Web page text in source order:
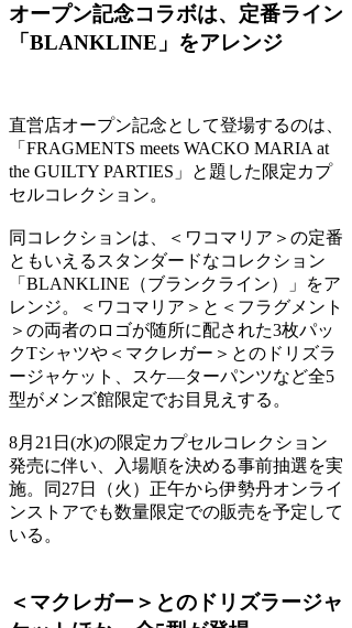
オープン記念コラボは、定番ライン
「BLANKLINE」をアレンジ
直営店オープン記念として登場するのは、
「FRAGMENTS meets WACKO MARIA at
the GUILTY PARTIES」と題した限定カプ
セルコレクション。
同コレクションは、＜ワコマリア＞の定番
ともいえるスタンダードなコレクション
「BLANKLINE（ブランクライン）」をア
レンジ。＜ワコマリア＞と＜フラグメント
＞の両者のロゴが随所に配された3枚パッ
クTシャツや＜マクレガー＞とのドリズラ
ージャケット、スケ―ターパンツなど全5
型がメンズ館限定でお目見えする。
8月21日(水)の限定カプセルコレクション
発売に伴い、入場順を決める事前抽選を実
施。同27日（火）正午から伊勢丹オンライ
ンストアでも数量限定での販売を予定して
いる。
＜マクレガー＞とのドリズラージャ